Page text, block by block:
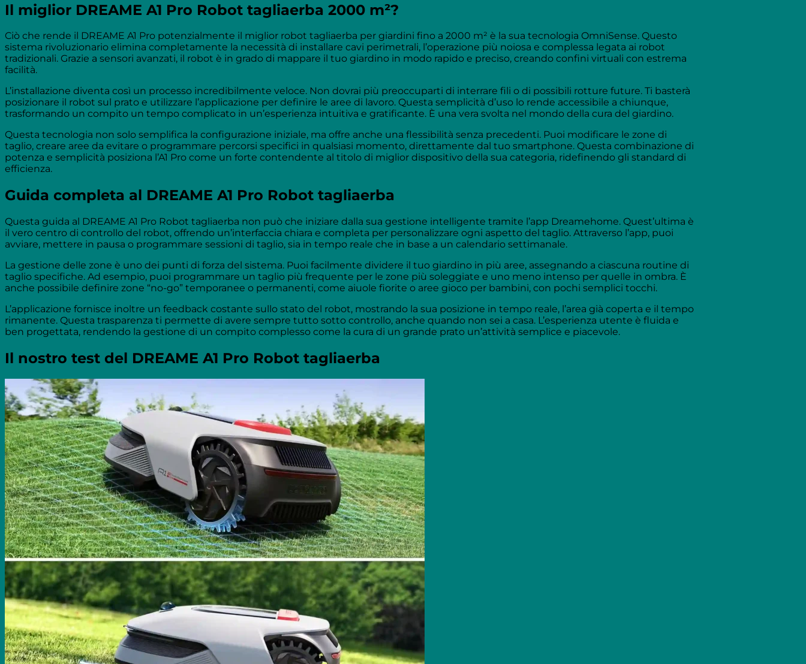
Il miglior DREAME A1 Pro Robot tagliaerba 2000 m²?
Ciò che rende il DREAME A1 Pro potenzialmente il miglior robot tagliaerba per giardini fino a 2000 m² è la sua tecnologia OmniSense. Questo
sistema rivoluzionario elimina completamente la necessità di installare cavi perimetrali, l’operazione più noiosa e complessa legata ai robot
tradizionali. Grazie a sensori avanzati, il robot è in grado di mappare il tuo giardino in modo rapido e preciso, creando confini virtuali con estrema
facilità.
L’installazione diventa così un processo incredibilmente veloce. Non dovrai più preoccuparti di interrare fili o di possibili rotture future. Ti basterà
posizionare il robot sul prato e utilizzare l’applicazione per definire le aree di lavoro. Questa semplicità d’uso lo rende accessibile a chiunque,
trasformando un compito un tempo complicato in un’esperienza intuitiva e gratificante. È una vera svolta nel mondo della cura del giardino.
Questa tecnologia non solo semplifica la configurazione iniziale, ma offre anche una flessibilità senza precedenti. Puoi modificare le zone di
taglio, creare aree da evitare o programmare percorsi specifici in qualsiasi momento, direttamente dal tuo smartphone. Questa combinazione di
potenza e semplicità posiziona l’A1 Pro come un forte contendente al titolo di miglior dispositivo della sua categoria, ridefinendo gli standard di
efficienza.
Guida completa al DREAME A1 Pro Robot tagliaerba
Questa guida al DREAME A1 Pro Robot tagliaerba non può che iniziare dalla sua gestione intelligente tramite l’app Dreamehome. Quest’ultima è
il vero centro di controllo del robot, offrendo un’interfaccia chiara e completa per personalizzare ogni aspetto del taglio. Attraverso l’app, puoi
avviare, mettere in pausa o programmare sessioni di taglio, sia in tempo reale che in base a un calendario settimanale.
La gestione delle zone è uno dei punti di forza del sistema. Puoi facilmente dividere il tuo giardino in più aree, assegnando a ciascuna routine di
taglio specifiche. Ad esempio, puoi programmare un taglio più frequente per le zone più soleggiate e uno meno intenso per quelle in ombra. È
anche possibile definire zone “no-go” temporanee o permanenti, come aiuole fiorite o aree gioco per bambini, con pochi semplici tocchi.
L’applicazione fornisce inoltre un feedback costante sullo stato del robot, mostrando la sua posizione in tempo reale, l’area già coperta e il tempo
rimanente. Questa trasparenza ti permette di avere sempre tutto sotto controllo, anche quando non sei a casa. L’esperienza utente è fluida e
ben progettata, rendendo la gestione di un compito complesso come la cura di un grande prato un’attività semplice e piacevole.
Il nostro test del DREAME A1 Pro Robot tagliaerba